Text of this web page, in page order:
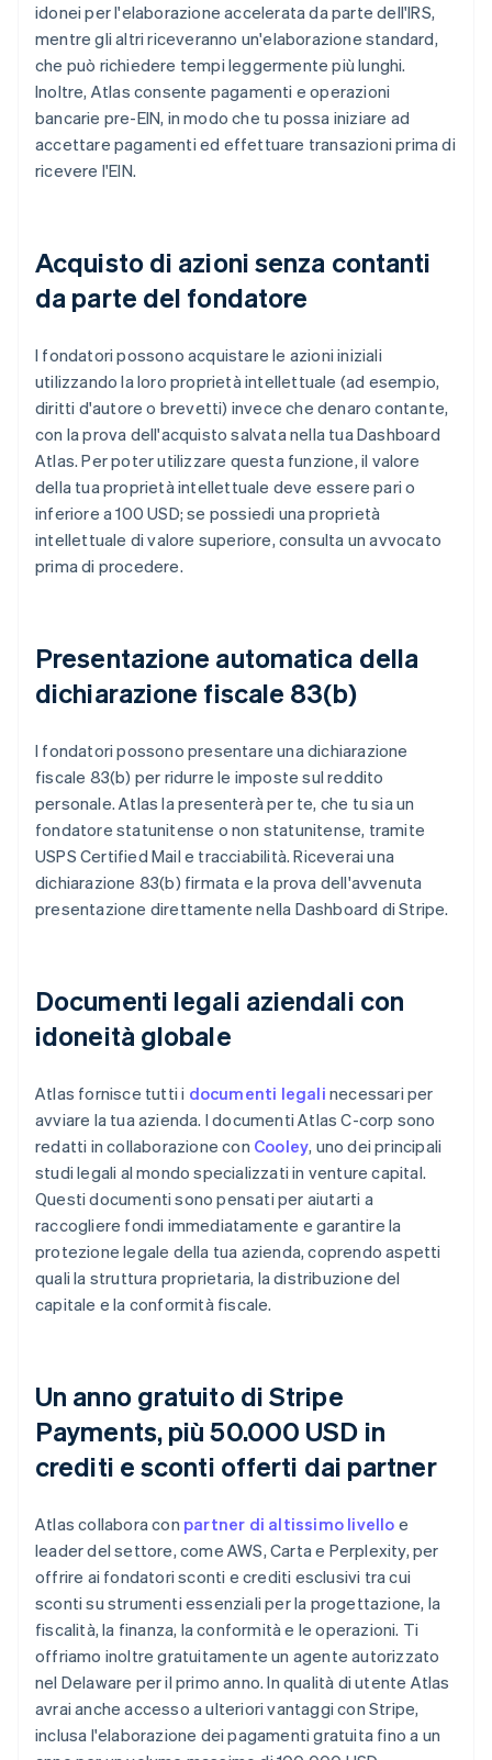
idonei per l'elaborazione accelerata da parte dell'IRS,
mentre gli altri riceveranno un'elaborazione standard,
che può richiedere tempi leggermente più lunghi.
Inoltre, Atlas consente pagamenti e operazioni
bancarie pre-EIN, in modo che tu possa iniziare ad
accettare pagamenti ed effettuare transazioni prima di
ricevere l'EIN.
Acquisto di azioni senza contanti
da parte del fondatore
I fondatori possono acquistare le azioni iniziali
utilizzando la loro proprietà intellettuale (ad esempio,
diritti d'autore o brevetti) invece che denaro contante,
con la prova dell'acquisto salvata nella tua Dashboard
Atlas. Per poter utilizzare questa funzione, il valore
della tua proprietà intellettuale deve essere pari o
inferiore a 100 USD; se possiedi una proprietà
intellettuale di valore superiore, consulta un avvocato
prima di procedere.
Presentazione automatica della
dichiarazione fiscale 83(b)
I fondatori possono presentare una dichiarazione
fiscale 83(b) per ridurre le imposte sul reddito
personale. Atlas la presenterà per te, che tu sia un
fondatore statunitense o non statunitense, tramite
USPS Certified Mail e tracciabilità. Riceverai una
dichiarazione 83(b) firmata e la prova dell'avvenuta
presentazione direttamente nella Dashboard di Stripe.
Documenti legali aziendali con
idoneità globale
Atlas fornisce tutti i documenti legali necessari per
avviare la tua azienda. I documenti Atlas C-corp sono
redatti in collaborazione con Cooley, uno dei principali
studi legali al mondo specializzati in venture capital.
Questi documenti sono pensati per aiutarti a
raccogliere fondi immediatamente e garantire la
protezione legale della tua azienda, coprendo aspetti
quali la struttura proprietaria, la distribuzione del
capitale e la conformità fiscale.
Un anno gratuito di Stripe
Payments, più 50.000 USD in
crediti e sconti offerti dai partner
Atlas collabora con partner di altissimo livello e
leader del settore, come AWS, Carta e Perplexity, per
offrire ai fondatori sconti e crediti esclusivi tra cui
sconti su strumenti essenziali per la progettazione, la
fiscalità, la finanza, la conformità e le operazioni. Ti
offriamo inoltre gratuitamente un agente autorizzato
nel Delaware per il primo anno. In qualità di utente Atlas
avrai anche accesso a ulteriori vantaggi con Stripe,
inclusa l'elaborazione dei pagamenti gratuita fino a un